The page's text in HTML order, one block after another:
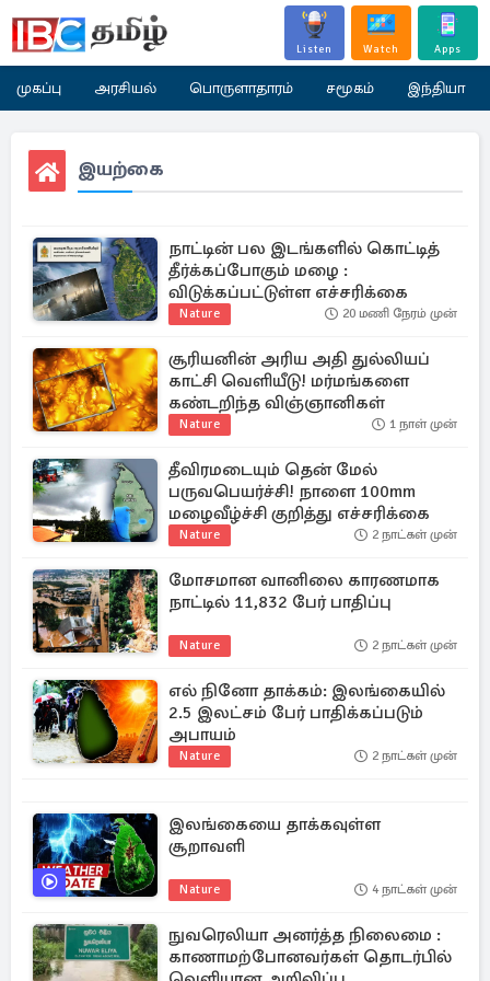
Listen Watch Apps
முகப்பு அரசியல் பொருளாதாரம் சமூகம் இந்தியா
இயற்கை
நாட்டின் பல இடங்களில் கொட்டித்
தீர்க்கப்போகும் மழை :
விடுக்கப்பட்டுள்ள எச்சரிக்கை
Nature 20 மணி நேரம் முன்
சூரியனின் அரிய அதி துல்லியப்
காட்சி வெளியீடு! மர்மங்களை
கண்டறிந்த விஞ்ஞானிகள்
Nature 1 நாள் முன்
தீவிரமடையும் தென் மேல்
பருவபெயர்ச்சி! நாளை 100mm
மழைவீழ்ச்சி குறித்து எச்சரிக்கை
Nature 2 நாட்கள் முன்
மோசமான வானிலை காரணமாக
நாட்டில் 11,832 பேர் பாதிப்பு
Nature 2 நாட்கள் முன்
எல் நினோ தாக்கம்: இலங்கையில்
2.5 இலட்சம் பேர் பாதிக்கப்படும்
அபாயம்
Nature 2 நாட்கள் முன்
இலங்கையை தாக்கவுள்ள
சூறாவளி
Nature 4 நாட்கள் முன்
நுவரெலியா அனர்த்த நிலைமை :
காணாமற்போனவர்கள் தொடர்பில்